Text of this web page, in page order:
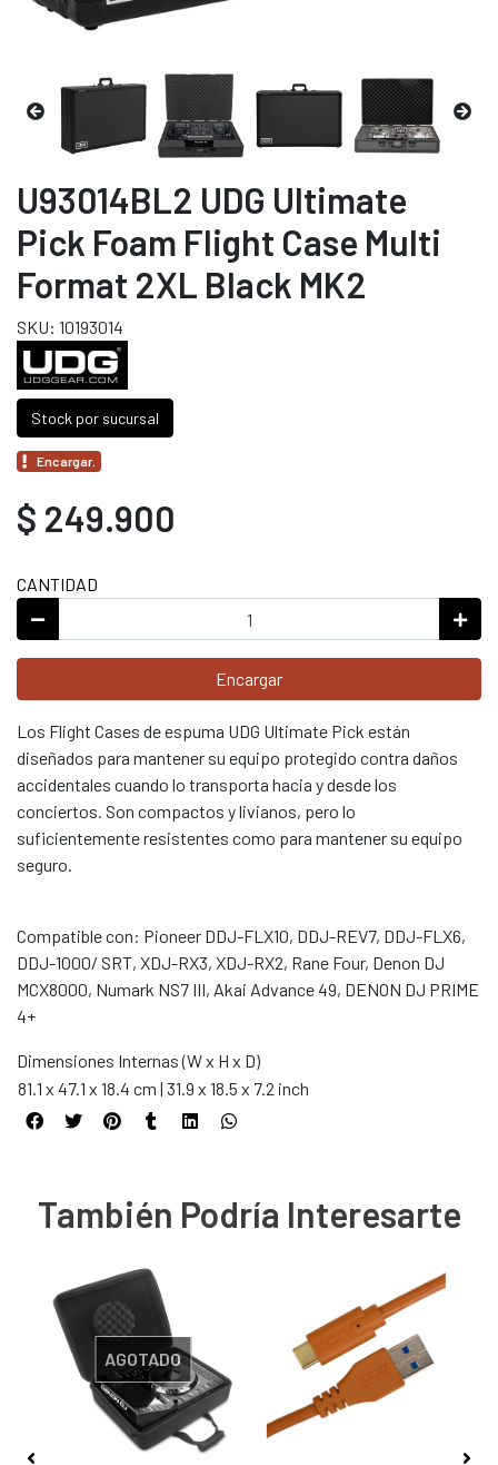
U93014BL2 UDG Ultimate
Pick Foam Flight Case Multi
Format 2XL Black MK2
SKU: 10193014
Stock por sucursal
Encargar.
$ 249.900
CANTIDAD
Encargar
Los Flight Cases de espuma UDG Ultimate Pick están
diseñados para mantener su equipo protegido contra daños
accidentales cuando lo transporta hacia y desde los
conciertos. Son compactos y livianos, pero lo
suficientemente resistentes como para mantener su equipo
seguro.
Compatible con: Pioneer DDJ-FLX10, DDJ-REV7, DDJ-FLX6,
DDJ-1000/ SRT, XDJ-RX3, XDJ-RX2, Rane Four, Denon DJ
MCX8000, Numark NS7 III, Akai Advance 49, DENON DJ PRIME
4+
Dimensiones Internas (W x H x D)
81.1 x 47.1 x 18.4 cm | 31.9 x 18.5 x 7.2 inch
También Podría Interesarte
AGOTADO